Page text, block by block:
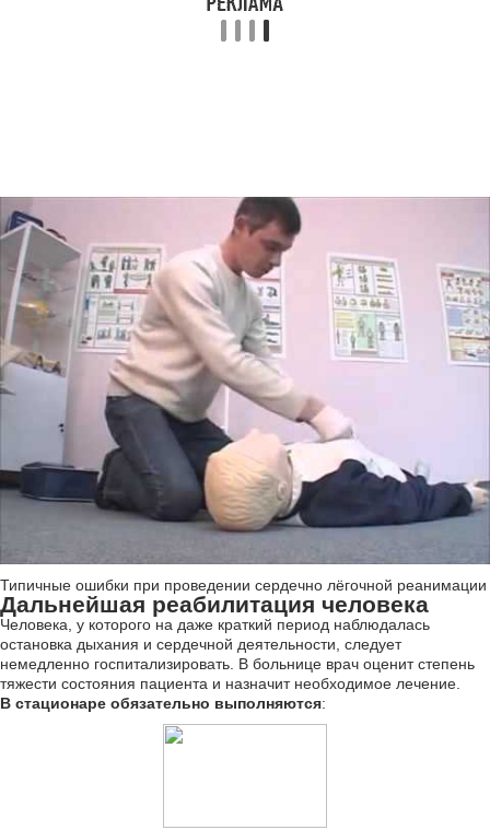
Типичные ошибки при проведении сердечно лёгочной реанимации
Дальнейшая реабилитация человека
Человека, у которого на даже краткий период наблюдалась
остановка дыхания и сердечной деятельности, следует
немедленно госпитализировать. В больнице врач оценит степень
тяжести состояния пациента и назначит необходимое лечение.
В стационаре обязательно выполняются: